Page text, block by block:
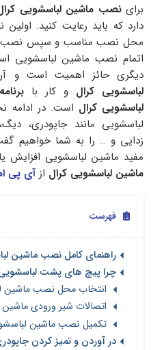
براینصب ماشین لباسشویی
دارد که باید رعایت کنید.
محل نصب مناسب و سپس نصب
اتمام نصب ماشین لباسشویی
دیگری حائز اهمیت است و
لباسشویی کرال و کار با
لباسشویی کرال است. در ادامه
لباسشویی مانند جاپودری،
زدایی و … را به شما خواهیم
مفید ماشین لباسشویی افزایش
ماشین لباسشویی کرال از آی پی
فهرست
راهنمای کامل نصب ماشین
چرا پیچ های پشت لباسشویی
انتخاب محل نصب ماشین
اتصالات شیر ورودی
تکمیل نصب ماشین
در آوردن و تمیز کردن